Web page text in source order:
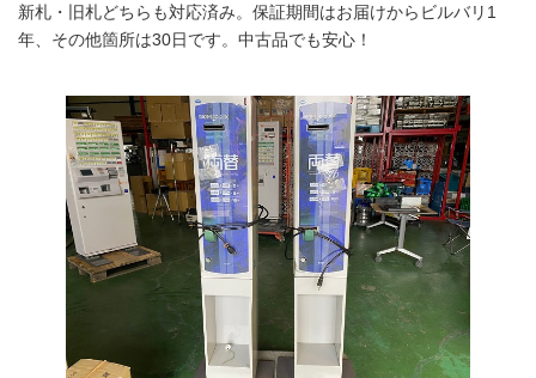
新札・旧札どちらも対応済み。保証期間はお届けからビルバリ1
年、その他箇所は30日です。中古品でも安心！